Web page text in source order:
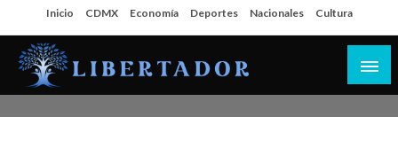
al
contenido
Inicio CDMX Economía Deportes Nacionales Cultura